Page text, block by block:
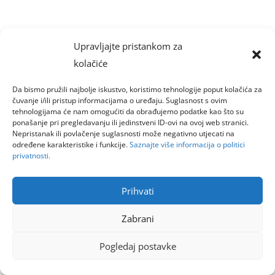
Upravljajte pristankom za
kolačiće
Da bismo pružili najbolje iskustvo, koristimo tehnologije poput kolačića za
čuvanje i/ili pristup informacijama o uređaju. Suglasnost s ovim
tehnologijama će nam omogućiti da obrađujemo podatke kao što su
ponašanje pri pregledavanju ili jedinstveni ID-ovi na ovoj web stranici.
Nepristanak ili povlačenje suglasnosti može negativno utjecati na
određene karakteristike i funkcije.Saznajte više informacija o politici
privatnosti.
Prihvati
Zabrani
Pogledaj postavke